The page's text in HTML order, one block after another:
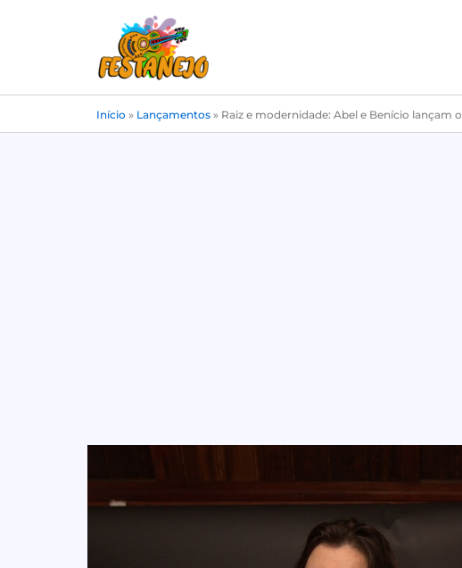
Início » Lançamentos » Raiz e modernidade: Abel e Benício lançam